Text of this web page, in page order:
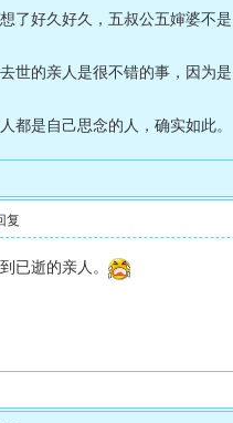
了好久好久，五叔公五婶婆不
世的亲人是很不错的事，因为
都是自己思念的人，确实如此。
复
已逝的亲人。